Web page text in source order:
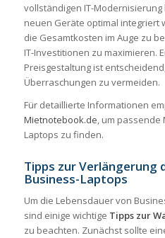
vollständigen IT-
neuen Geräte optimal integriert
die Gesamtkosten im Auge zu
IT-Investitionen zu maximieren.
Preisgestaltung ist
Überraschungen zu vermeiden.
Für detaillierte Informationen
Mietnotebook.de, um passende
Laptops zu finden.
Tipps zur Verlängerung
Business-Laptops
Um die Lebensdauer von
sind einige wichtige Tipps zur
zu beachten. Zunächst sollte